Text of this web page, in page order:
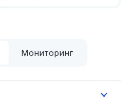
Мониторинг